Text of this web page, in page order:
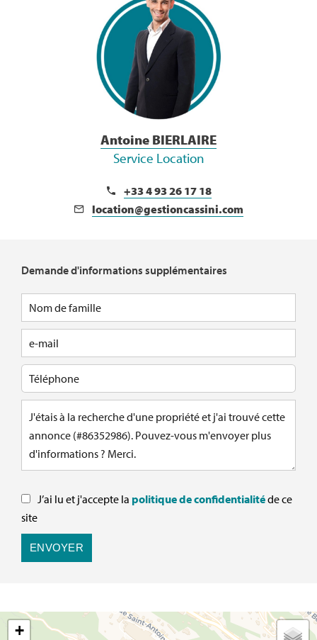
Demande d'informations supplémentaires
J’ai lu et j'accepte la politique de confidentialitéde ce
site
ENVOYER
Antoine BIERLAIRE
Service Location
+33 4 93 26 17 18
location@gestioncassini.com
+